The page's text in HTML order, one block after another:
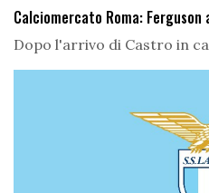
Calciomercato Roma:
Dopo l'arrivo di Castro in